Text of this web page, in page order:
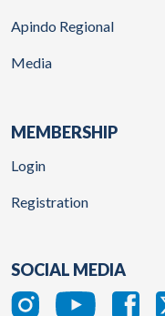
Apindo Regional
Media
MEMBERSHIP
Login
Registration
SOCIAL MEDIA